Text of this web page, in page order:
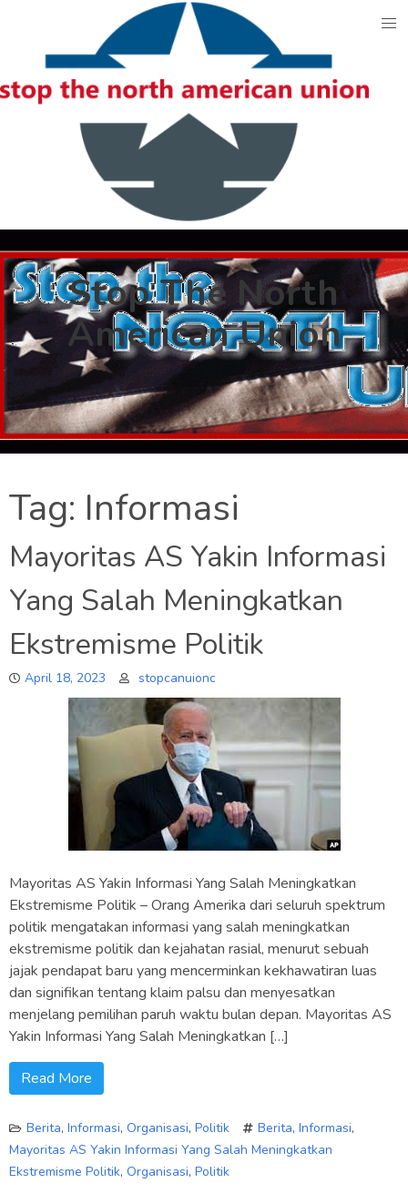
content
Stop The North
American Union
Tag: Informasi
Mayoritas AS Yakin Informasi
Yang Salah Meningkatkan
Ekstremisme Politik
April 18, 2023 stopcanuionc
Mayoritas AS Yakin Informasi Yang Salah Meningkatkan
Ekstremisme Politik – Orang Amerika dari seluruh spektrum
politik mengatakan informasi yang salah meningkatkan
ekstremisme politik dan kejahatan rasial, menurut sebuah
jajak pendapat baru yang mencerminkan kekhawatiran luas
dan signifikan tentang klaim palsu dan menyesatkan
menjelang pemilihan paruh waktu bulan depan. Mayoritas AS
Yakin Informasi Yang Salah Meningkatkan […]
Read More
Berita, Informasi, Organisasi, Politik Berita, Informasi,
Mayoritas AS Yakin Informasi Yang Salah Meningkatkan
Ekstremisme Politik, Organisasi, Politik